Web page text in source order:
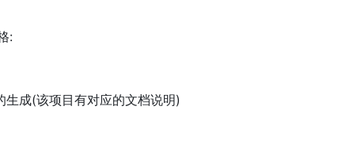
:
生成(该项目有对应的文档说明)